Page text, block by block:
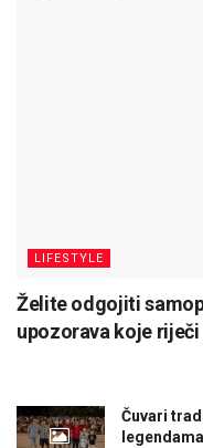
LIFESTYLE
Želite odgojiti
upozorava koje
Čuvari